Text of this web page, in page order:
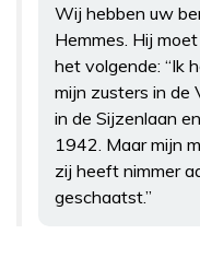
Wij hebben uw
Hemmes. Hij
het volgende: “Ik
mijn zusters in de
in de Sijzenlaan
1942. Maar mijn
zij heeft nimmer
geschaatst.”